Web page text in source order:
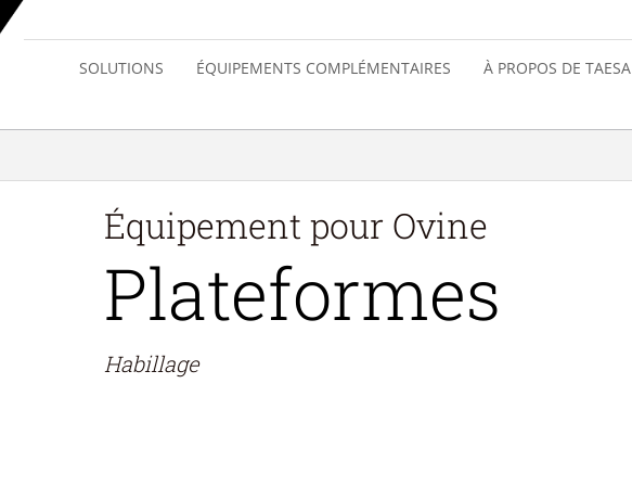
SOLUTIONS ÉQUIPEMENTS COMPLÉMENTAIRES À PROPOS DE TAESA
Équipement pour Ovine
Plateformes
Habillage